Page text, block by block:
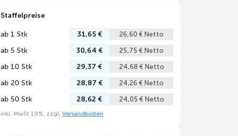
Staffelpreise
ab 1 Stk 31,65 € 26,60 € Netto
ab 5 Stk 30,64 € 25,75 € Netto
ab 10 Stk 29,37 € 24,68 € Netto
ab 20 Stk 28,87 € 24,26 € Netto
ab 50 Stk 28,62 € 24,05 € Netto
inkl. MwSt 19%, zzgl.Versandkosten